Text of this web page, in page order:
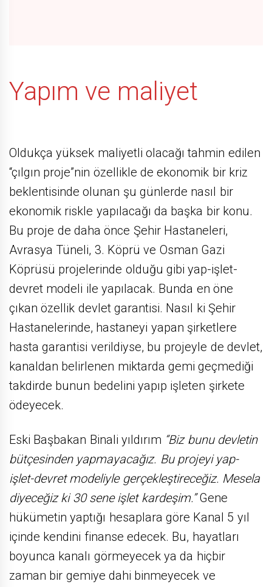
Yapım ve maliyet
Oldukça yüksek maliyetli olacağı tahmin edilen
“çılgın proje”nin özellikle de ekonomik bir kriz
beklentisinde olunan şu günlerde nasıl bir
ekonomik riskle yapılacağı da başka bir konu.
Bu proje de daha önce Şehir Hastaneleri,
Avrasya Tüneli, 3. Köprü ve Osman Gazi
Köprüsü projelerinde olduğu gibi yap-işlet-
devret modeli ile yapılacak. Bunda en öne
çıkan özellik devlet garantisi. Nasıl ki Şehir
Hastanelerinde, hastaneyi yapan şirketlere
hasta garantisi verildiyse, bu projeyle de devlet,
kanaldan belirlenen miktarda gemi geçmediği
takdirde bunun bedelini yapıp işleten şirkete
ödeyecek.
Eski Başbakan Binali yıldırım “Biz bunu devletin
bütçesinden yapmayacağız. Bu projeyi yap-
işlet-devret modeliyle gerçekleştireceğiz. Mesela
diyeceğiz ki 30 sene işlet kardeşim.”Gene
hükümetin yaptığı hesaplara göre Kanal 5 yıl
içinde kendini finanse edecek. Bu, hayatları
boyunca kanalı görmeyecek ya da hiçbir
zaman bir gemiye dahi binmeyecek ve